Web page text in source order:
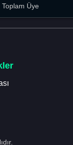
Toplam Üye